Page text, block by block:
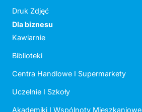
Druk Zdjęć
Dla biznesu
Kawiarnie
Biblioteki
Centra Handlowe I Supermarkety
Uczelnie I Szkoły
Akademiki I Wspólnoty Mieszkaniowe